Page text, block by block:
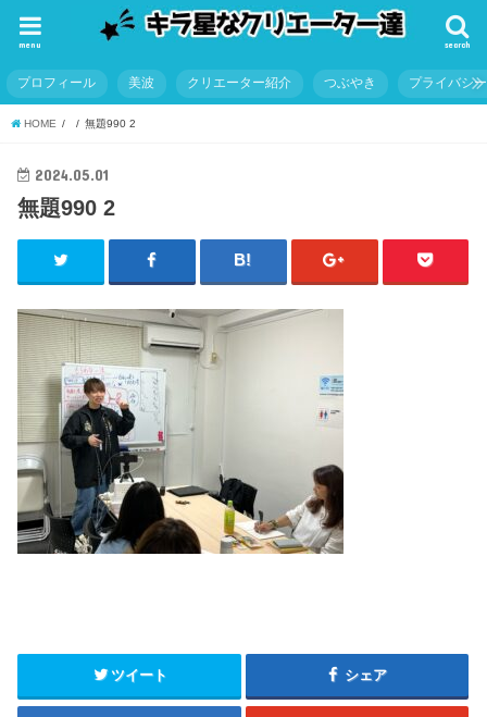
search
menu
プロフィール 美波 クリエーター紹介 つぶやき プライバシ
HOME 無題990 2
2024.05.01
無題990 2
ツイート シェア